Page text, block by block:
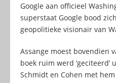
Google aan officieel
superstaat Google bood
geopolitieke visionair van
Assange moest bovendien
boek ruim werd ‘geciteerd’
Schmidt en Cohen met